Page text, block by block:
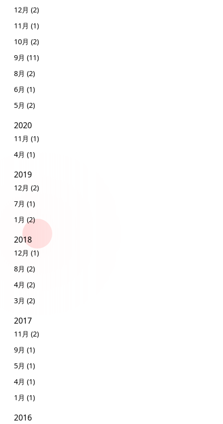
12月 (2)
11月 (1)
10月 (2)
9月 (11)
8月 (2)
6月 (1)
5月 (2)
2020
11月 (1)
4月 (1)
2019
12月 (2)
7月 (1)
1月 (2)
2018
12月 (1)
8月 (2)
4月 (2)
3月 (2)
2017
11月 (2)
9月 (1)
5月 (1)
4月 (1)
1月 (1)
2016